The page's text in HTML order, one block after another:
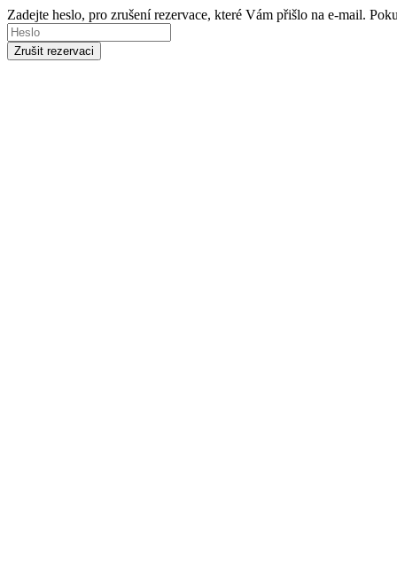
Zadejte heslo, pro zrušení rezervace, které Vám přišlo na e-mail.
Zrušit rezervaci